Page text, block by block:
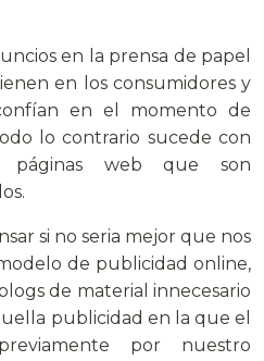
en la prensa de papel
en los consumidores y
en el momento de
lo contrario sucede con
páginas web que son
si no seria mejor que nos
de publicidad online,
de material innecesario
publicidad en la que el
por nuestro